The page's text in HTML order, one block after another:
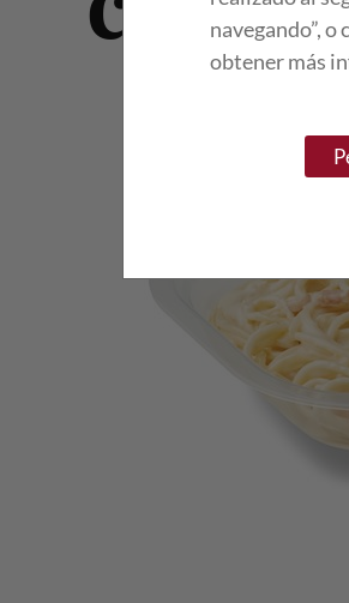
navegando”,
obtener más